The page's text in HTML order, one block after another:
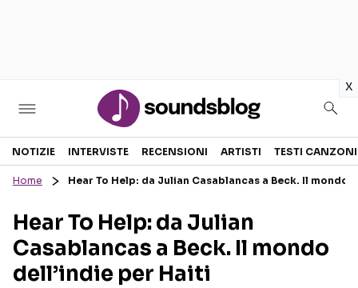
x
Sezioni
RECENSIONI MUSICALI
INTERVISTE
GOSSIP E CURIOSITÀ
TESTI CANZONI
TOUR ED EVENTI
TALENT SHOW
NOTIZIE INTERVISTE RECENSIONI ARTISTI TESTI CANZONI
Home Hear To Help: da Julian Casablancas a Beck. Il mondo
Hear To Help: da Julian
Casablancas a Beck. Il mondo
dell’indie per Haiti